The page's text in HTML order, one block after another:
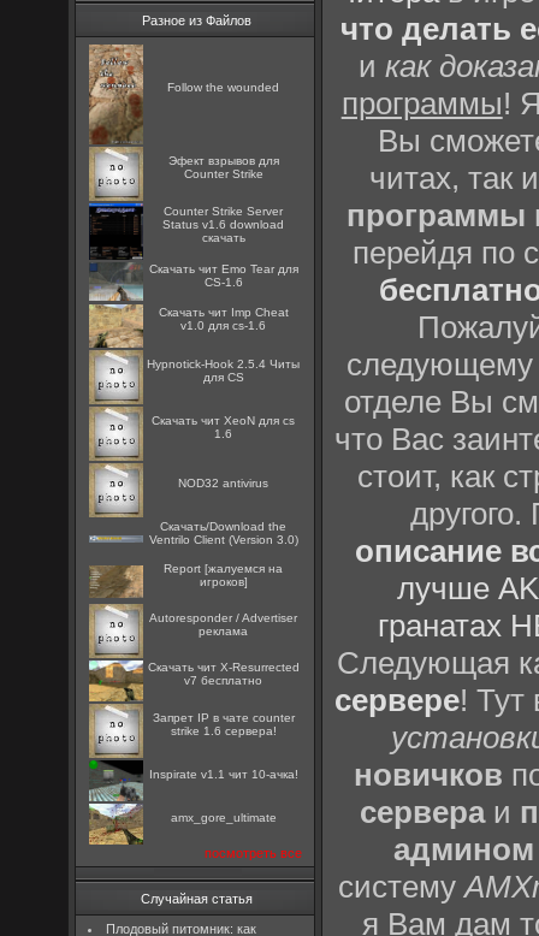
Разное из Файлов
Follow the wounded
Эфект взрывов для
Counter Strike
Counter Strike Server
Status v1.6 download
скачать
Скачать чит Emo Tear для
CS-1.6
Скачать чит Imp Cheat
v1.0 для cs-1.6
Hypnotick-Hook 2.5.4 Читы
для CS
Скачать чит XeoN для cs
1.6
NOD32 antivirus
Скачать/Download the
Ventrilo Client (Version 3.0)
Report [жалуемся на
игроков]
Autoresponder / Advertiser
реклама
Скачать чит X-Resurrected
v7 бесплатно
Запрет IP в чате counter
strike 1.6 сервера!
Inspirate v1.1 чит 10-ачка!
amx_gore_ultimate
посмотреть все
Случайная статья
Плодовый питомник: как
что делать
икак
программы!
Вы
читах, так
программы
перейдя по
отделе Вы
что Вас
стоит, как
описание
лучше
гранатах
Следующая
сервере! Тут
новичков
сервераи
админом
систему
я Вам дам